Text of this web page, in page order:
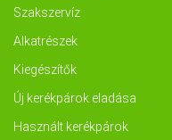
Szakszervíz
Alkatrészek
Kiegészítők
Új kerékpárok eladása
Használt kerékpárok